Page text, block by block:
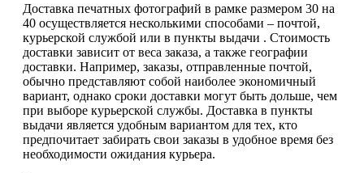
Доставка печатных фотографий в рамке размером 30 на
40 осуществляется несколькими способами – почтой,
курьерской службой или в пункты выдачи . Стоимость
доставки зависит от веса заказа, а также географии
доставки. Например, заказы, отправленные почтой,
обычно представляют собой наиболее экономичный
вариант, однако сроки доставки могут быть дольше, чем
при выборе курьерской службы. Доставка в пункты
выдачи является удобным вариантом для тех, кто
предпочитает забирать свои заказы в удобное время без
необходимости ожидания курьера.